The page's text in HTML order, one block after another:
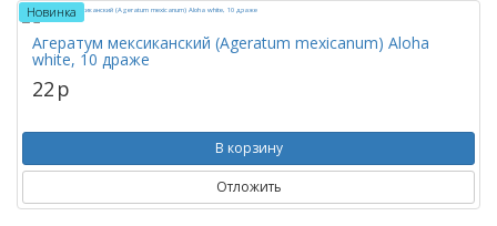
Новинка
Агератум мексиканский (Ageratum mexicanum) Aloha
white, 10 драже
22 p
В корзину
Отложить